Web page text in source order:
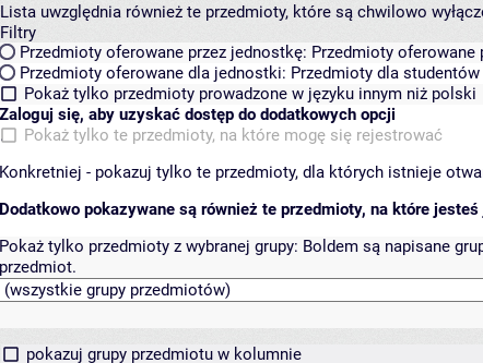
Lista uwzględnia również te przedmioty, które są chwilowo
Filtry
Przedmioty oferowane przez jednostkę: Przedmioty
Przedmioty oferowane dla jednostki: Przedmioty dla
Pokaż tylko przedmioty prowadzone w języku innym niż polski
Zaloguj się, aby uzyskać dostęp do dodatkowych opcji
Pokaż tylko te przedmioty, na które mogę się rejestrować
Konkretniej - pokazuj tylko te przedmioty, dla których istnieje
Dodatkowo pokazywane są również te przedmioty, na które
Pokaż tylko przedmioty z wybranej grupy: Boldem są napisane
przedmiot.
pokazuj grupy przedmiotu w kolumnie